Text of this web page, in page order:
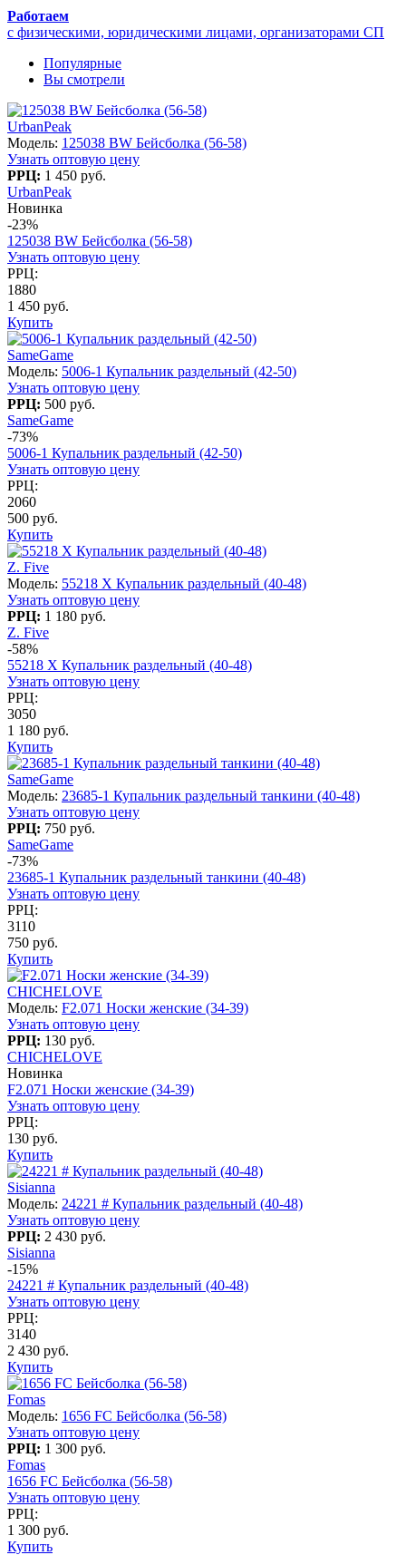
Работаем
с физическими, юридическими лицами, организаторами СП
Популярные
Вы смотрели
UrbanPeak
Модель: 125038 BW Бейсболка (56-58)
Узнать оптовую цену
РРЦ: 1 450 руб.
UrbanPeak
Новинка
-23%
125038 BW Бейсболка (56-58)
Узнать оптовую цену
РРЦ:
1880
1 450 руб.
Купить
SameGame
Модель: 5006-1 Купальник раздельный (42-50)
Узнать оптовую цену
РРЦ: 500 руб.
SameGame
-73%
5006-1 Купальник раздельный (42-50)
Узнать оптовую цену
РРЦ:
2060
500 руб.
Купить
Z. Five
Модель: 55218 X Купальник раздельный (40-48)
Узнать оптовую цену
РРЦ: 1 180 руб.
Z. Five
-58%
55218 X Купальник раздельный (40-48)
Узнать оптовую цену
РРЦ:
3050
1 180 руб.
Купить
SameGame
Модель: 23685-1 Купальник раздельный танкини (40-48)
Узнать оптовую цену
РРЦ: 750 руб.
SameGame
-73%
23685-1 Купальник раздельный танкини (40-48)
Узнать оптовую цену
РРЦ:
3110
750 руб.
Купить
CHICHELOVE
Модель: F2.071 Носки женские (34-39)
Узнать оптовую цену
РРЦ: 130 руб.
CHICHELOVE
Новинка
F2.071 Носки женские (34-39)
Узнать оптовую цену
РРЦ:
130 руб.
Купить
Sisianna
Модель: 24221 # Купальник раздельный (40-48)
Узнать оптовую цену
РРЦ: 2 430 руб.
Sisianna
-15%
24221 # Купальник раздельный (40-48)
Узнать оптовую цену
РРЦ:
3140
2 430 руб.
Купить
Fomas
Модель: 1656 FC Бейсболка (56-58)
Узнать оптовую цену
РРЦ: 1 300 руб.
Fomas
1656 FC Бейсболка (56-58)
Узнать оптовую цену
РРЦ:
1 300 руб.
Купить